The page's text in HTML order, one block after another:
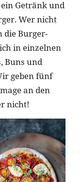
Getränk und
Wer nicht
die Burger-
in einzelnen
Buns und
geben fünf
an den
nicht!